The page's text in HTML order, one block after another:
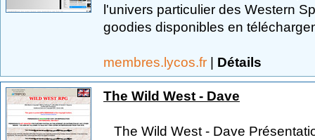
l'univers particulier des Western
goodies disponibles en
membres.lycos.fr | Détails
The Wild West - Dave
The Wild West - Dave